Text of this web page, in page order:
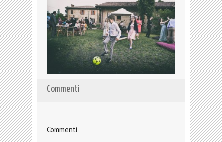
Commenti
Commenti